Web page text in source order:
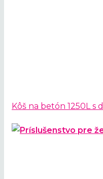
Kôš na betón 1250L s